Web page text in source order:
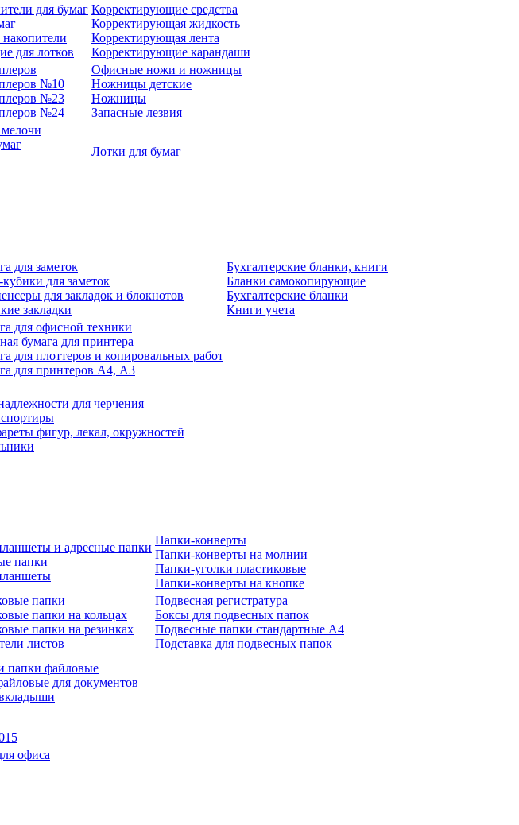
для бумаг
для лотков
Корректирующие средства
Корректирующая жидкость
Корректирующая лента
Корректирующие карандаши
№10
№23
№24
Офисные ножи и ножницы
Ножницы детские
Ножницы
Запасные лезвия
Лотки для бумаг
для заметок
для заметок
для закладок и блокнотов
закладки
Бухгалтерские бланки, книги
Бланки самокопирующие
Бухгалтерские бланки
Книги учета
для офисной техники
бумага для принтера
для плоттеров и копировальных работ
для принтеров А4, А3
для черчения
фигур, лекал, окружностей
и адресные папки
папки
Папки-конверты
Папки-конверты на молнии
Папки-уголки пластиковые
Папки-конверты на кнопке
папки
папки на кольцах
папки на резинках
листов
Подвесная регистратура
Боксы для подвесных папок
Подвесные папки стандартные А4
Подставка для подвесных папок
папки файловые
для документов
офиса